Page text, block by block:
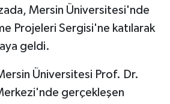
Mersin Üniversitesi'nde
Projeleri Sergisi'ne katılarak
geldi.
Üniversitesi Prof. Dr.
gerçekleşen